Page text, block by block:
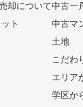
却について
ト
中古一
中古マ
土地
こだわ
エリア
学区か